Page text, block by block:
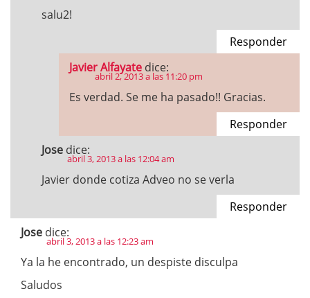
salu2!
Responder
Javier Alfayate dice:
abril 2, 2013 a las 11:20 pm
Es verdad. Se me ha pasado!! Gracias.
Responder
Jose dice:
abril 3, 2013 a las 12:04 am
Javier donde cotiza Adveo no se verla
Responder
Jose dice:
abril 3, 2013 a las 12:23 am
Ya la he encontrado, un despiste disculpa
Saludos